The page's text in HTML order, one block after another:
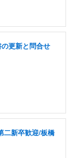
更新と問合せ
二新卒歓迎/板橋